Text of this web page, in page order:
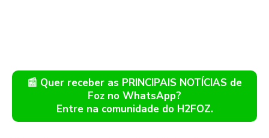
📰 Quer receber as PRINCIPAIS NOTÍCIAS de
Foz no WhatsApp?
Entre na comunidade do H2FOZ.